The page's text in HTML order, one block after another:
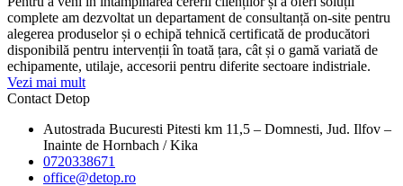
complete am dezvoltat un departament de consultanță on-site pentru
alegerea produselor și o echipă tehnică certificată de producători
disponibilă pentru intervenții în toată țara, cât și o gamă variată de
echipamente, utilaje, accesorii pentru diferite sectoare indistriale.
Vezi mai mult
Contact Detop
Autostrada Bucuresti Pitesti km 11,5 – Domnesti, Jud. Ilfov –
Inainte de Hornbach / Kika
0720338671
office@detop.ro